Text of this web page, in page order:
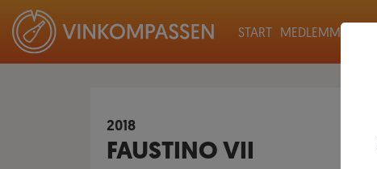
START MEDLEMMAR
2018
FAUSTINO VII